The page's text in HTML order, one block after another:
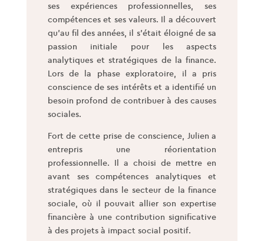
ses expériences professionnelles, ses
compétences et ses valeurs. Il a découvert
qu’au fil des années, il s’était éloigné de sa
passion initiale pour les aspects
analytiques et stratégiques de la finance.
Lors de la phase exploratoire, il a pris
conscience de ses intérêts et a identifié un
besoin profond de contribuer à des causes
sociales.
Fort de cette prise de conscience, Julien a
entrepris une réorientation
professionnelle. Il a choisi de mettre en
avant ses compétences analytiques et
stratégiques dans le secteur de la finance
sociale, où il pouvait allier son expertise
financière à une contribution significative
à des projets à impact social positif.